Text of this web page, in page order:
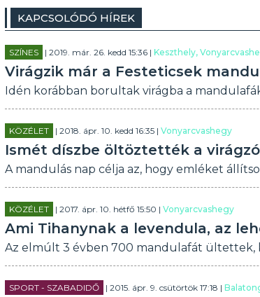
KAPCSOLÓDÓ HÍREK
SZÍNES | 2019. már. 26. kedd 15:36 | Keszthely,
Virágzik már a Festeticsek
Idén korábban borultak virágba a
KÖZÉLET | 2018. ápr. 10. kedd 16:35 | Vonyarcvashegy
Ismét díszbe öltöztették a
A mandulás nap célja az, hogy emléket
KÖZÉLET | 2017. ápr. 10. hétfő 15:50 | Vonyarcvashegy
Ami Tihanynak a levendula, az
Az elmúlt 3 évben 700 mandulafát ültettek,
SPORT - SZABADIDŐ | 2015. ápr. 9. csütörtök 17:18 |